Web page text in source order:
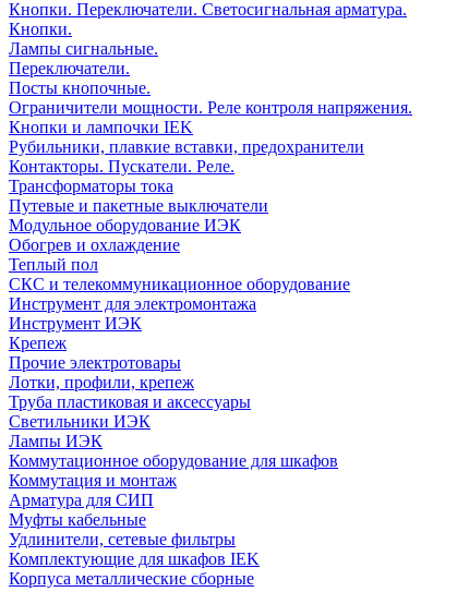
Кнопки. Переключатели. Светосигнальная арматура.
Кнопки.
Лампы сигнальные.
Переключатели.
Посты кнопочные.
Ограничители мощности. Реле контроля напряжения.
Кнопки и лампочки IEK
Рубильники, плавкие вставки, предохранители
Контакторы. Пускатели. Реле.
Трансформаторы тока
Путевые и пакетные выключатели
Модульное оборудование ИЭК
Обогрев и охлаждение
Теплый пол
СКС и телекоммуникационное оборудование
Инструмент для электромонтажа
Инструмент ИЭК
Крепеж
Прочие электротовары
Лотки, профили, крепеж
Труба пластиковая и аксессуары
Светильники ИЭК
Лампы ИЭК
Коммутационное оборудование для шкафов
Коммутация и монтаж
Арматура для СИП
Муфты кабельные
Удлинители, сетевые фильтры
Комплектующие для шкафов IEK
Корпуса металлические сборные